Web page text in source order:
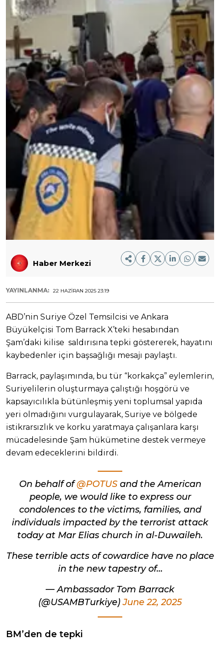
Haber Merkezi
YAYINLANMA: 22 HAZIRAN 2025 23:19
ABD’nin Suriye Özel Temsilcisi ve Ankara
Büyükelçisi Tom Barrack X’teki hesabından
Şam’daki kilise saldırısına tepki göstererek, hayatını
kaybedenler için başsağlığı mesajı paylaştı.
Barrack, paylaşımında, bu tür “korkakça” eylemlerin,
Suriyelilerin oluşturmaya çalıştığı hoşgörü ve
kapsayıcılıkla bütünleşmiş yeni toplumsal yapıda
yeri olmadığını vurgulayarak, Suriye ve bölgede
istikrarsızlık ve korku yaratmaya çalışanlara karşı
mücadelesinde Şam hükümetine destek vermeye
devam edeceklerini bildirdi.
On behalf of@POTUSand the American
people, we would like to express our
condolences to the victims, families, and
individuals impacted by the terrorist attack
today at Mar Elias church in al-Duwaileh.
These terrible acts of cowardice have no place
in the new tapestry of…
— Ambassador Tom Barrack
(@USAMBTurkiye)June 22, 2025
BM’den de tepki